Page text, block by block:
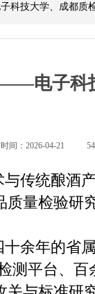
科技大学、成都质
电子科
间： 2026-04-21
传统酿酒
质量检验研
余年的省
测平台、